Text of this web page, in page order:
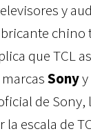
y
chino
que TCL
Sonyy
de
escala de